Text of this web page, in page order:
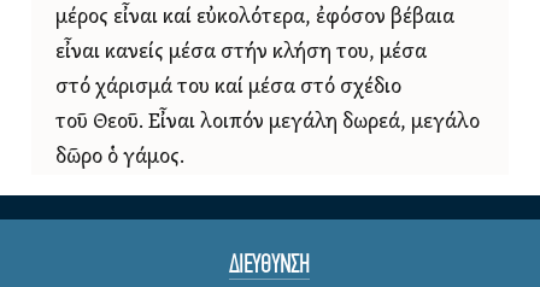
μέρος εἶναι καί εὐκολότερα, ἐφόσον βέβαια
εἶναι κανείς μέσα στήν κλήση του, μέσα
στό χάρισμά του καί μέσα στό σχέδιο
τοῦ Θεοῦ. Εἶναι λοιπόν μεγάλη δωρεά, μεγάλο
δῶρο ὁ γάμος.
ΔΙΕΥΘΥΝΣΗ